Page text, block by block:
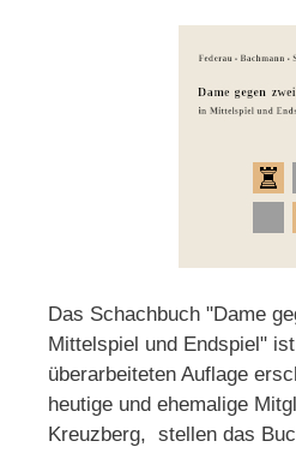
Das Schachbuch "Dame
Mittelspiel und Endspiel"
überarbeiteten Auflage
heutige und ehemalige
Kreuzberg, stellen das